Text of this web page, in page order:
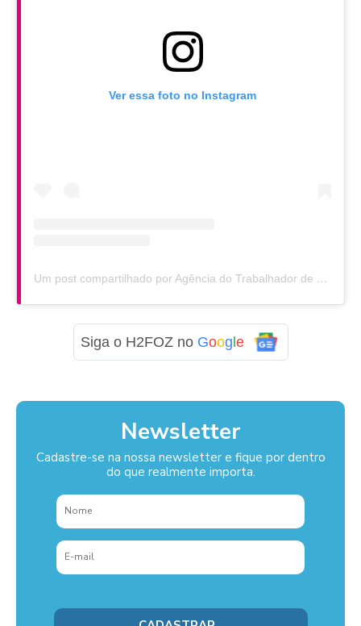
Ver essa foto no Instagram
Um post compartilhado por Agência do Trabalhador de Foz do Iguaçu (@sinefozdoiguacu)
Siga o H2FOZ no Goog e
Newsletter
Cadastre-se na nossa newsletter e fique por dentro
do que realmente importa.